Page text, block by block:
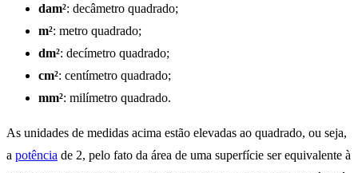
dam²: decâmetro quadrado;
m²: metro quadrado;
dm²: decímetro quadrado;
cm²: centímetro quadrado;
mm²: milímetro quadrado.
As unidades de medidas acima estão elevadas ao quadrado, ou seja,
a potência de 2, pelo fato da área de uma superfície ser equivalente à